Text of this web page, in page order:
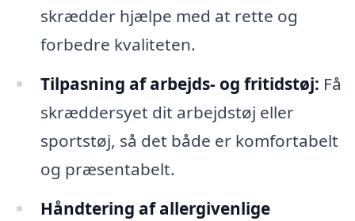
skrædder hjælpe med at rette og
forbedre kvaliteten.
Tilpasning af arbejds- og fritidstøj: Få
skræddersyet dit arbejdstøj eller
sportstøj, så det både er komfortabelt
og præsentabelt.
Håndtering af allergivenlige